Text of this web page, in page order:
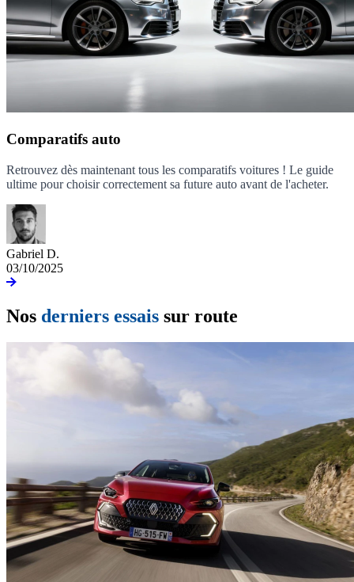
Comparatifs auto
Retrouvez dès maintenant tous les comparatifs voitures ! Le guide
ultime pour choisir correctement sa future auto avant de l'acheter.
Gabriel D.
03/10/2025
Nos derniers essais sur route